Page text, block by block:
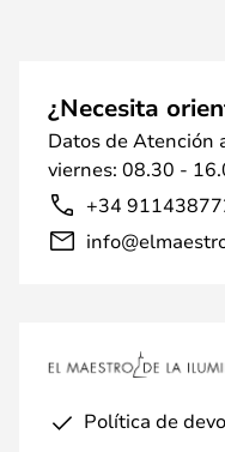
¿Necesita
Datos de Atención
viernes: 08.30 -
+34
Política de